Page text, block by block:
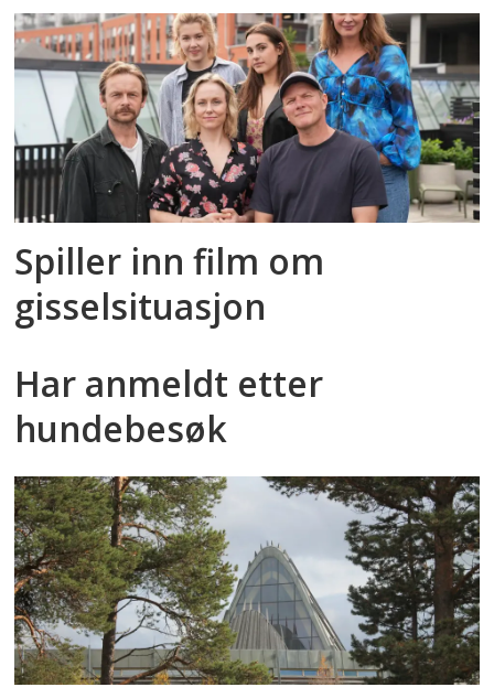
med halvhjertet satsing
SSB (2024).Legemeldt sykefravær i
barnehagesektoren.
https://www.barnehagemonitor.no/
Spiller inn film om
gisselsituasjon
Har anmeldt etter
hundebesøk